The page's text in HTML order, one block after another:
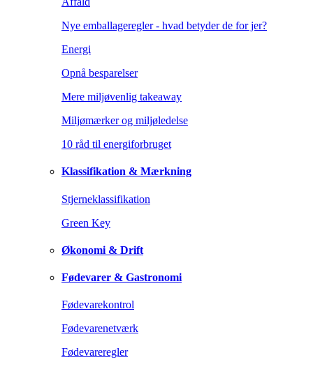
Nye emballageregler - hvad betyder de for jer?
Energi
Opnå besparelser
Mere miljøvenlig takeaway
Miljømærker og miljøledelse
10 råd til energiforbruget
Klassifikation & Mærkning
Stjerneklassifikation
Green Key
Økonomi & Drift
Fødevarer & Gastronomi
Fødevarekontrol
Fødevarenetværk
Fødevareregler